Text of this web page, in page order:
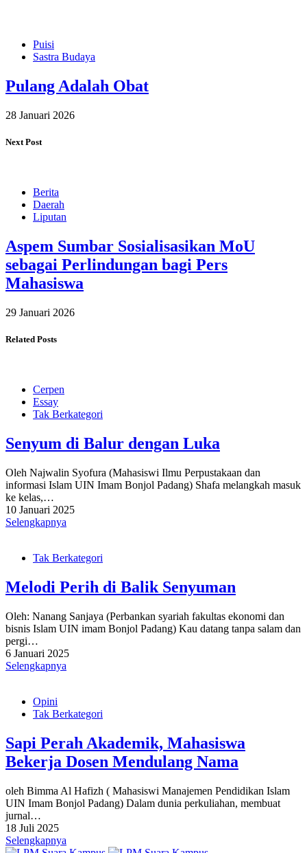
Puisi
Sastra Budaya
Pulang Adalah Obat
28 Januari 2026
Next Post
Berita
Daerah
Liputan
Aspem Sumbar Sosialisasikan MoU
sebagai Perlindungan bagi Pers
Mahasiswa
29 Januari 2026
Related Posts
Cerpen
Essay
Tak Berkategori
Senyum di Balur dengan Luka
Oleh Najwalin Syofura (Mahasiswi Ilmu Perpustakaan dan
informasi Islam UIN Imam Bonjol Padang) Shafa melangkah masuk
ke kelas,…
10 Januari 2025
Selengkapnya
Tak Berkategori
Melodi Perih di Balik Senyuman
Oleh: Nanang Sanjaya (Perbankan syariah fakultas ekonomi dan
bisnis Islam UIN imam Bonjol Padang) Kau datang tanpa salam dan
pergi…
6 Januari 2025
Selengkapnya
Opini
Tak Berkategori
Sapi Perah Akademik, Mahasiswa
Bekerja Dosen Mendulang Nama
oleh Bimma Al Hafizh ( Mahasiswi Manajemen Pendidikan Islam
UIN Imam Bonjol Padang) Dalam dunia perkuliahan, membuat
jurnal…
18 Juli 2025
Selengkapnya